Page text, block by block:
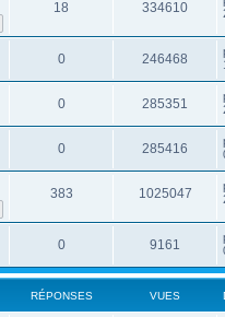
18 334610
0 246468
0 285351
0 285416
383 1025047
0 9161
RÉPONSES VUES